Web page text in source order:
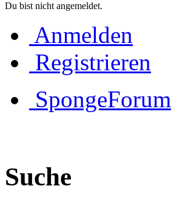
Du bist nicht angemeldet.
Anmelden
Registrieren
SpongeForum
Suche